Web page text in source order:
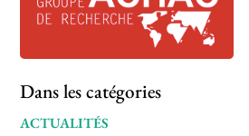
Dans les catégories
ACTUALITÉS